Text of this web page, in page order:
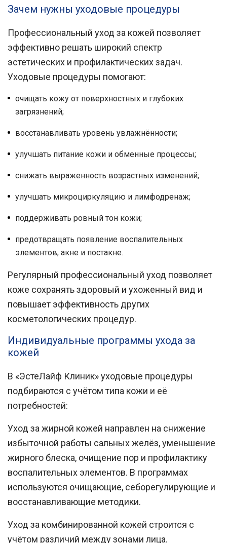
Зачем нужны уходовые процедуры
Профессиональный уход за кожей позволяет
эффективно решать широкий спектр
эстетических и профилактических задач.
Уходовые процедуры помогают:
очищать кожу от поверхностных и глубоких
загрязнений;
восстанавливать уровень увлажнённости;
улучшать питание кожи и обменные процессы;
снижать выраженность возрастных изменений;
улучшать микроциркуляцию и лимфодренаж;
поддерживать ровный тон кожи;
предотвращать появление воспалительных
элементов, акне и постакне.
Регулярный профессиональный уход позволяет
коже сохранять здоровый и ухоженный вид и
повышает эффективность других
косметологических процедур.
Индивидуальные программы ухода за
кожей
В «ЭстеЛайф Клиник» уходовые процедуры
подбираются с учётом типа кожи и её
потребностей:
Уход за жирной кожей направлен на снижение
избыточной работы сальных желёз, уменьшение
жирного блеска, очищение пор и профилактику
воспалительных элементов. В программах
используются очищающие, себорегулирующие и
восстанавливающие методики.
Уход за комбинированной кожей строится с
учётом различий между зонами лица.